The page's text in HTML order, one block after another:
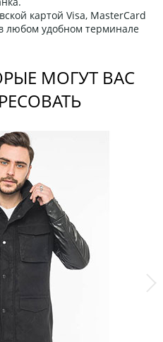
картой Visa, MasterCard
любом удобном терминале
МОГУТ ВАС